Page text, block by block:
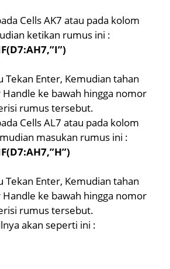
Cells AK7 atau pada kolom
ketikan rumus ini :
Tekan Enter, Kemudian tahan
Handle ke bawah hingga nomor
rumus tersebut.
Cells AL7 atau pada kolom
masukan rumus ini :
Tekan Enter, Kemudian tahan
Handle ke bawah hingga nomor
rumus tersebut.
akan seperti ini :